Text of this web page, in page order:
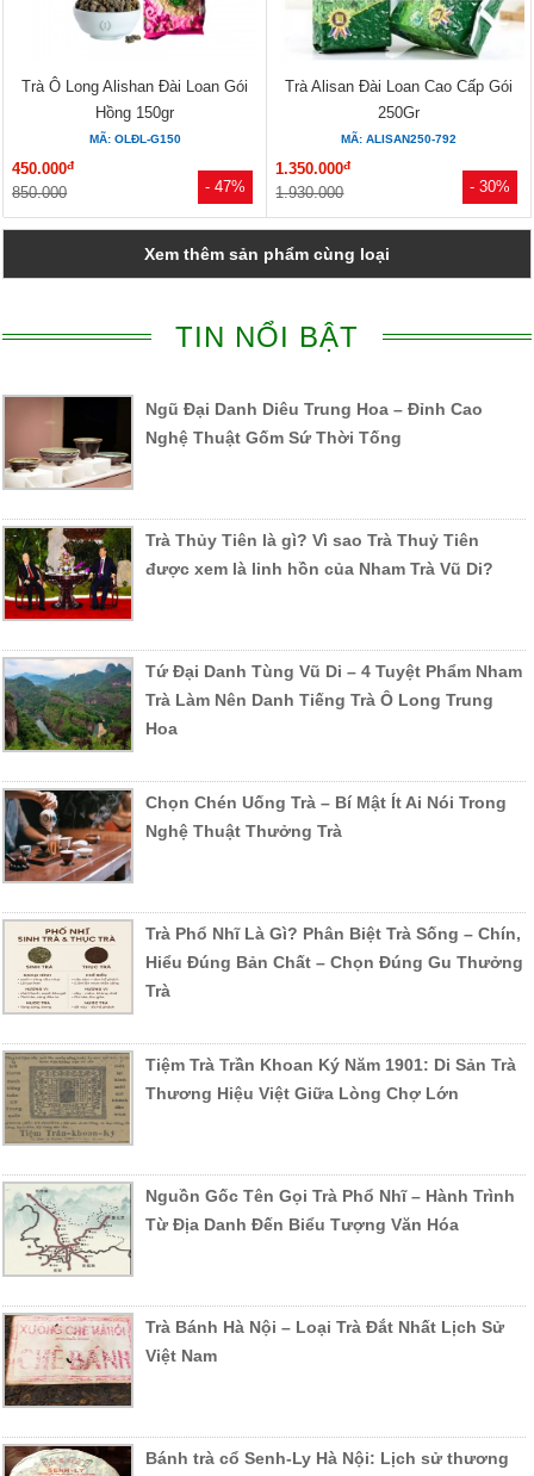
- 47%
Trà Ô Long Alishan Đài Loan Gói
Hồng 150gr
MÃ: OLĐL-G150
450.000đ
850.000 - 30%
Trà Alisan Đài Loan Cao Cấp Gói
250Gr
MÃ: ALISAN250-792
1.350.000đ
1.930.000
Xem thêm sản phẩm cùng loại
TIN NỔI BẬT
Ngũ Đại Danh Diêu Trung Hoa – Đỉnh Cao
Nghệ Thuật Gốm Sứ Thời Tống
Trà Thủy Tiên là gì? Vì sao Trà Thuỷ Tiên
được xem là linh hồn của Nham Trà Vũ Di?
Tứ Đại Danh Tùng Vũ Di – 4 Tuyệt Phẩm Nham
Trà Làm Nên Danh Tiếng Trà Ô Long Trung
Hoa
Chọn Chén Uống Trà – Bí Mật Ít Ai Nói Trong
Nghệ Thuật Thưởng Trà
Trà Phổ Nhĩ Là Gì? Phân Biệt Trà Sống – Chín,
Hiểu Đúng Bản Chất – Chọn Đúng Gu Thưởng
Trà
Tiệm Trà Trần Khoan Ký Năm 1901: Di Sản Trà
Thương Hiệu Việt Giữa Lòng Chợ Lớn
Nguồn Gốc Tên Gọi Trà Phổ Nhĩ – Hành Trình
Từ Địa Danh Đến Biểu Tượng Văn Hóa
Trà Bánh Hà Nội – Loại Trà Đắt Nhất Lịch Sử
Việt Nam
Bánh trà cổ Senh-Ly Hà Nội: Lịch sử thương